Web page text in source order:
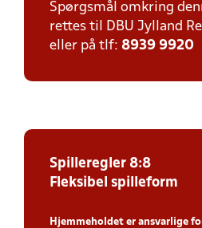
Spørgsmål omkring
rettes til DBU Jylland
eller på tlf: 8939 9920
Spilleregler 8:8
Fleksibel spilleform
Hjemmeholdet er ansvarlige